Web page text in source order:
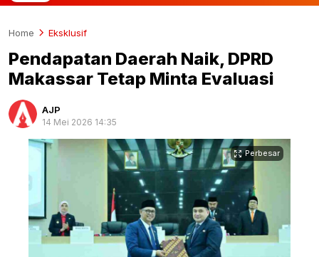
Home Eksklusif
Pendapatan Daerah Naik, DPRD
Makassar Tetap Minta Evaluasi
AJP
14 Mei 2026 14:35
Perbesar